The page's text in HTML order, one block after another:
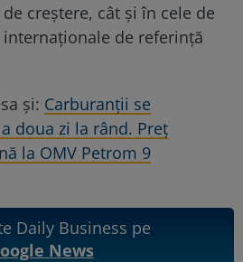
creștere, cât și în cele de
de referință
și: Carburanții se
doua zi la rând. Preț
la OMV Petrom 9
Daily Business pe
News